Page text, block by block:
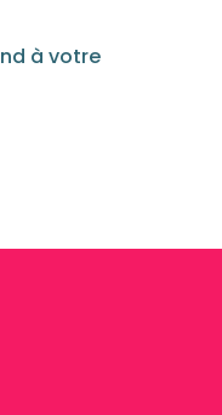
à votre